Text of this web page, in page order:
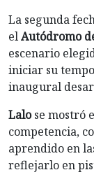
La segunda
elAutódromo
escenario
iniciar su
inaugural
Lalose mostró
competencia,
aprendido en
reflejarlo en